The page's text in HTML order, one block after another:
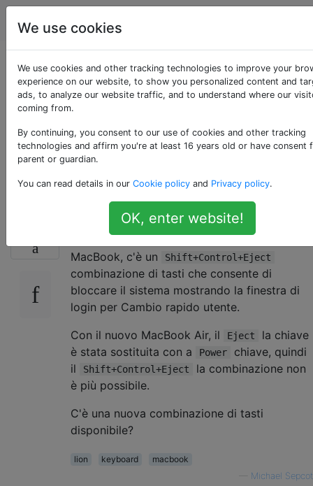
Apple
Il MacBook Air ha un
tasto di scelta rapida
Cambio utente
(finestra di accesso)?
Di recente ho acquistato un nuovo MacBook
Air, con la mia unità ottica dotata di
MacBook, c'è un
Shift+Control+Eject
combinazione di tasti che consente di
bloccare il sistema mostrando la finestra di
login per Cambio rapido utente.
Con il nuovo MacBook Air, il
Eject
la chiave
è stata sostituita con a
Power
chiave, quindi
il
Shift+Control+Eject
la combinazione non
è più possibile.
C'è una nuova combinazione di tasti
disponibile?
lion keyboard
macbook
Michael Sepcot
We use cookies
We use cookies and other tracking technologies to improve your
experience on our website, to show you personalized content and
ads, to analyze our website traffic, and to understand where our
coming from.
By continuing, you consent to our use of cookies and other tracking
technologies and affirm you're at least 16 years old or have consent
parent or guardian.
You can read details in our Cookie policy and Privacy policy.
OK, enter website!